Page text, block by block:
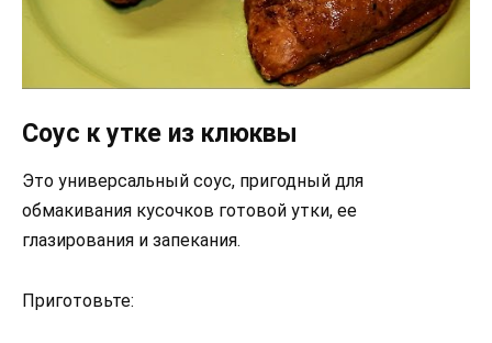
Соус к утке из клюквы
Это универсальный соус, пригодный для
обмакивания кусочков готовой утки, ее
глазирования и запекания.
Приготовьте: